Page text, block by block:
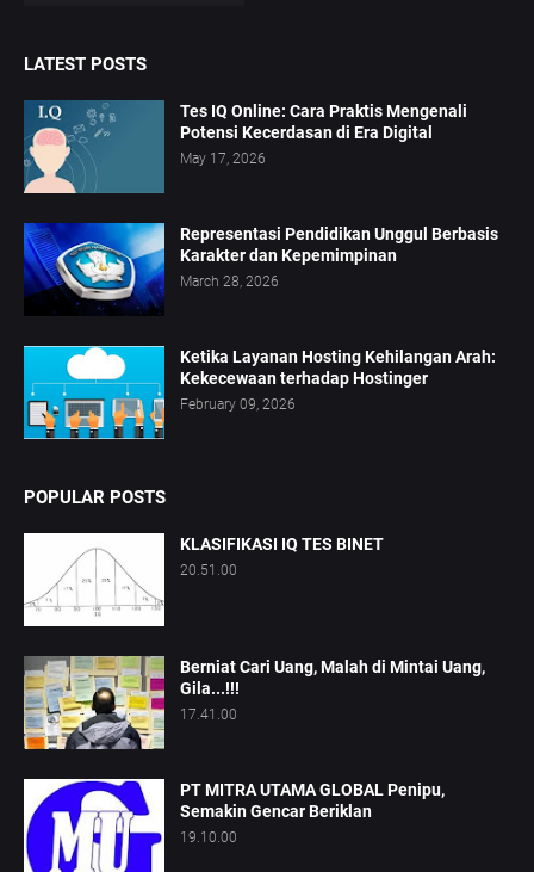
LATEST POSTS
Tes IQ Online: Cara Praktis Mengenali
Potensi Kecerdasan di Era Digital
May 17, 2026
Representasi Pendidikan Unggul Berbasis
Karakter dan Kepemimpinan
March 28, 2026
Ketika Layanan Hosting Kehilangan Arah:
Kekecewaan terhadap Hostinger
February 09, 2026
POPULAR POSTS
KLASIFIKASI IQ TES BINET
20.51.00
Berniat Cari Uang, Malah di Mintai Uang,
Gila...!!!
17.41.00
PT MITRA UTAMA GLOBAL Penipu,
Semakin Gencar Beriklan
19.10.00